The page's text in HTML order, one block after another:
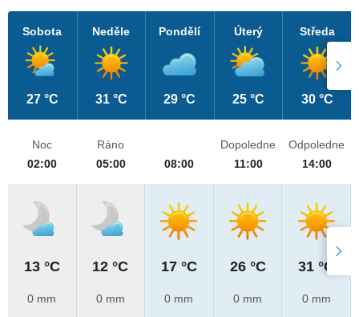
Sobota
27 °C
Neděle
31 °C
Pondělí
29 °C
Úterý
25 °C
Středa
30 °C
Noc
02:00
13 °C
0 mm
Ráno
05:00
12 °C
0 mm
08:00
17 °C
0 mm
Dopoledne
11:00
26 °C
0 mm
Odpoledne
14:00
31 °C
0 mm